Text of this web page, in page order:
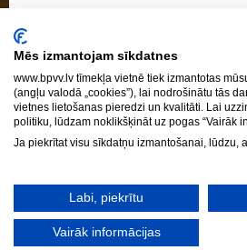
Biedrība
BPVV ciklogramma
Nolikums
Konvents
Latvijas Koks "Biedra sertifikāts"
Vispārējās izglītības programmas
Valsts aizsardzības mācību programma
Mēs izmantojam sīkdatnes
www.bpvv.lv tīmekļa vietnē tiek izmantotas
(angļu valodā „cookies”), lai nodrošinātu tās
vietnes lietošanas pieredzi un kvalitāti. Lai
politiku, lūdzam noklikšķināt uz pogas “Vairāk
Ja piekrītat visu sīkdatņu izmantošanai, lūdzu,
Labi, piekrītu
Vairāk informācijas